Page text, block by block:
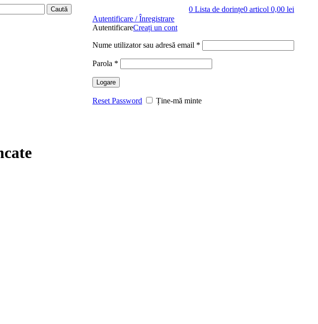
Caută 0 Lista de dorințe0 articol 0,00 lei
Autentificare / Înregistrare
AutentificareCreați un cont
Nume utilizator sau adresă email *
Parola *
Logare
Reset Password Ține-mă minte